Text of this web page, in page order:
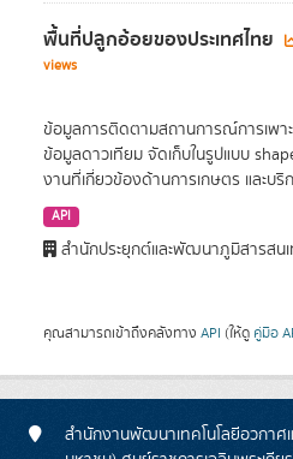
พื้นที่ปลูกอ้อยของประเทศไทย
views
ข้อมูลการติดตามสถานการณ์การเพา
ข้อมูลดาวเทียม จัดเก็บในรูปแบบ
งานที่เกี่ยวข้องด้านการเกษตร และบริ
API
สำนักประยุกต์และพัฒนาภูมิสารสน
คุณสามารถเข้าถึงคลังทาง API (ให้ดู คู่มือ
สำนักงานพัฒนาเทคโนโลยีอวกาศ